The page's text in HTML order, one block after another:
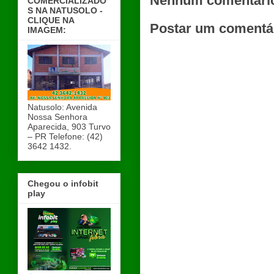
Postar um
S NA NATUSOLO -
CLIQUE NA
IMAGEM:
Natusolo: Avenida
Nossa Senhora
Aparecida, 903 Turvo
– PR Telefone: (42)
3642 1432.
Chegou o infobit
play